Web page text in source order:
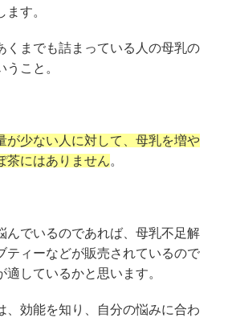
す。
くまでも詰まっている人の母乳の
こと。
が少ない人に対して、母乳を増や
茶にはありません。
んでいるのであれば、母乳不足解
ティーなどが販売されているので
適しているかと思います。
、効能を知り、自分の悩みに合わ